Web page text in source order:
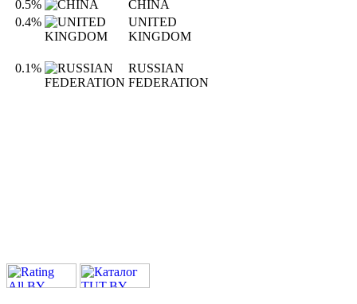
0.5%
CHINA
0.4%
UNITED
KINGDOM
0.1%
RUSSIAN
FEDERATION